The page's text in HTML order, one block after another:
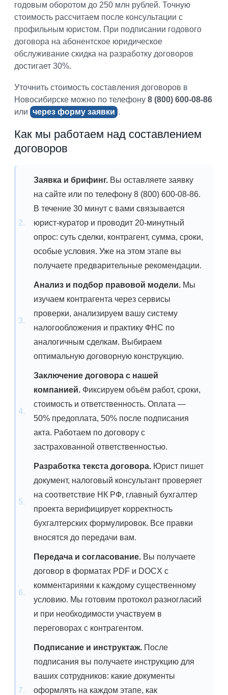
годовым оборотом до 250 млн рублей. Точную
стоимость рассчитаем после консультации с
профильным юристом. При подписании годового
договора на абонентское юридическое
обслуживание скидка на разработку договоров
достигает 30%.
Уточнить стоимость составления договоров в
Новосибирске можно по телефону 8 (800) 600-08-86
или через форму заявки .
Как мы работаем над составлением
договоров
Заявка и брифинг. Вы оставляете заявку
на сайте или по телефону 8 (800) 600-08-86.
В течение 30 минут с вами связывается
юрист-куратор и проводит 20-минутный
опрос: суть сделки, контрагент, сумма, сроки,
особые условия. Уже на этом этапе вы
получаете предварительные рекомендации.
Анализ и подбор правовой модели. Мы
изучаем контрагента через сервисы
проверки, анализируем вашу систему
налогообложения и практику ФНС по
аналогичным сделкам. Выбираем
оптимальную договорную конструкцию.
Заключение договора с нашей
компанией. Фиксируем объём работ, сроки,
стоимость и ответственность. Оплата —
50% предоплата, 50% после подписания
акта. Работаем по договору с
застрахованной ответственностью.
Разработка текста договора. Юрист пишет
документ, налоговый консультант проверяет
на соответствие НК РФ, главный бухгалтер
проекта верифицирует корректность
бухгалтерских формулировок. Все правки
вносятся до передачи вам.
Передача и согласование. Вы получаете
договор в форматах PDF и DOCX с
комментариями к каждому существенному
условию. Мы готовим протокол разногласий
и при необходимости участвуем в
переговорах с контрагентом.
Подписание и инструктаж. После
подписания вы получаете инструкцию для
ваших сотрудников: какие документы
оформлять на каждом этапе, как